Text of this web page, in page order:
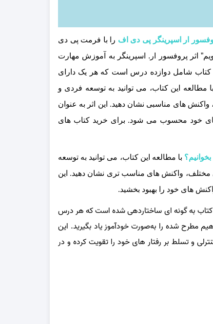
را با فرمت پی دی
اثر پروفسور ار. اسپرینگر به آموزش مهارت‌
کتاب شامل دوازده درس است که هر یک دارای
این کتاب، می‌ توانید به توسعه فردی و
های مناسبی نشان دهید. این اثر به عنوان
های خود محسوب می‌ شود. برای خرید کتاب های
با مطالعه این کتاب، می‌ توانید به توسعه
مختلف، واکنش‌ های مناسب‌ تری نشان دهید. این
های خود را بهبود بخشید.
کتاب به‌ گونه‌ ای ساختاردهی شده است که هر درس
مطرح‌ شده را به‌صورت خودآموز یاد بگیرید. این
و تسلط بر رفتار های خود را تقویت کرده و در